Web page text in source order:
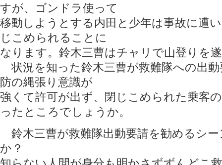
すが、ゴンドラ使って
移動しようとする内田と少年は事故に遭
じこめられることに
なります。鈴木三曹はチャリで山登りを
状況を知った鈴木三曹が救難隊への出
防の縄張り意識が
強くて許可が出ず、閉じこめられた乗客
ったところでしょうか。
鈴木三曹が救難隊出動要請を勧めるシ
か？